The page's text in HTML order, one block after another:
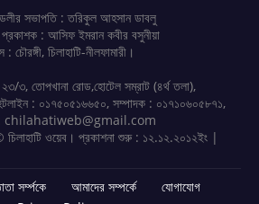
সভাপতি : তরিকুল আহসান ডাবলু
: আসিফ ইমরান কবীর বসুনীয়া
চৌরঙ্গী, চিলাহাটি-নীলফামারী।
৩, তোপখানা রোড,হোটেল সম্রাট (৪র্থ তলা),
হটলাইন : ০১৭৫০৫১৬৬৫০, সম্পাদক : ০১৭১০৬০৫৮৭১,
: chilahatiweb@gmail.com
ওয়েব। প্রকাশনা শুরু : ১২.১২.২০১২ইং |
সর্ম্পকে আমাদের সম্পর্কে
যোগাযোগ